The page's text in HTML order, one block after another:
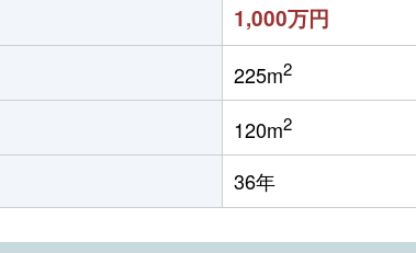
1,000万円
225m2
120m2
36年